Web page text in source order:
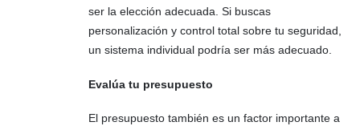
ser la elección adecuada. Si buscas
personalización y control total sobre tu seguridad,
un sistema individual podría ser más adecuado.
Evalúa tu presupuesto
El presupuesto también es un factor importante a